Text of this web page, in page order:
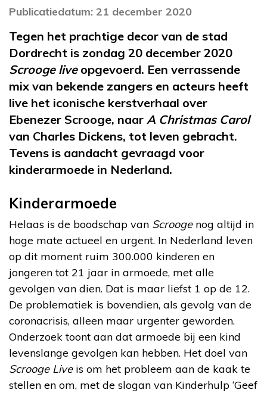
Publicatiedatum: 21 december 2020
Tegen het prachtige decor van de stad
Dordrecht is zondag 20 december 2020
Scrooge liveopgevoerd. Een verrassende
mix van bekende zangers en acteurs heeft
live het iconische kerstverhaal over
Ebenezer Scrooge, naar A Christmas Carol
van Charles Dickens, tot leven gebracht.
Tevens is aandacht gevraagd voor
kinderarmoede in Nederland.
Kinderarmoede
Helaas is de boodschap van Scroogenog altijd in
hoge mate actueel en urgent. In Nederland leven
op dit moment ruim 300.000 kinderen en
jongeren tot 21 jaar in armoede, met alle
gevolgen van dien. Dat is maar liefst 1 op de 12.
De problematiek is bovendien, als gevolg van de
coronacrisis, alleen maar urgenter geworden.
Onderzoek toont aan dat armoede bij een kind
levenslange gevolgen kan hebben. Het doel van
Scrooge Liveis om het probleem aan de kaak te
stellen en om, met de slogan van Kinderhulp ‘Geef